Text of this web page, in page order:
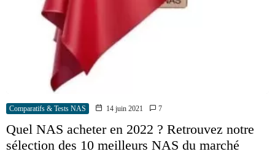
Comparatifs & Tests NAS 14 juin 2021 7
Quel NAS acheter en 2022 ? Retrouvez notre
sélection des 10 meilleurs NAS du marché